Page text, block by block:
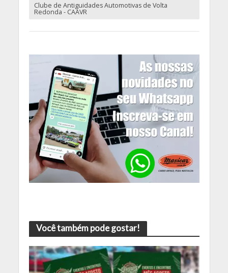
Clube de Antiguidades Automotivas de Volta
Redonda - CAAVR
Você também pode gostar!